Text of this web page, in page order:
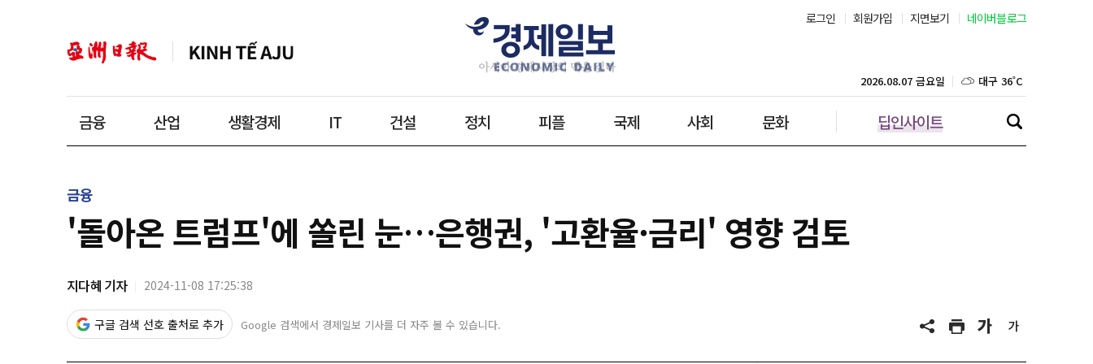
로그인 회원가입 지면보기 네이버블로그
금융 산업 생활경제 IT 건설 정치 피플 국제 사회 문화 딥인사이트
2026.08.07 금요일 대구 36˚C
인천 30˚C
제주 30˚C
금융
'돌아온 트럼프'에 쏠린 눈…은행권, '고환율·금리' 영향 검토
지다혜 기자 2024-11-08 17:25:38
구글 검색 선호 출처로 추가 Google 검색에서 경제일보 기사를 더 자주 볼 수 있습니다.